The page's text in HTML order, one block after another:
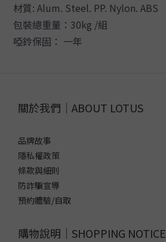
材質: Alum. Steel. PP. Nylon. ABS
包裝總重量：30kg /組
啞鈴保固： 一年
關於我們｜ABOUT LOTUS
品牌故事
隱私權政策
條款與細則
防詐騙宣導
預約體驗/自取
購物說明｜SHOPPING NOTICE